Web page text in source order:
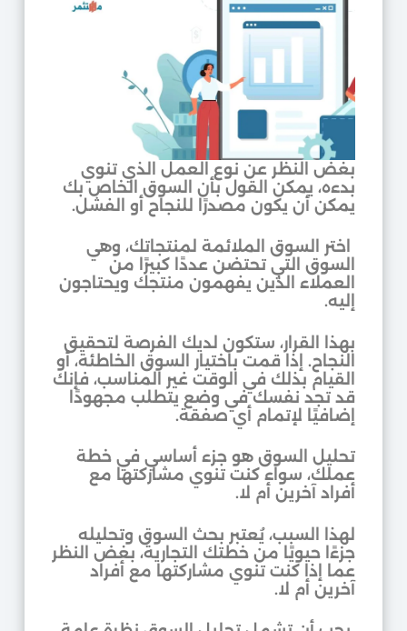
بغض النظر عن نوع العمل الذي تنوي
بدءه، يمكن القول بأن السوق الخاص بك
يمكن أن يكون مصدرًا للنجاح أو الفشل.
اختر السوق الملائمة لمنتجاتك، وهي
السوق التي تحتضن عددًا كبيرًا من
العملاء الذين يفهمون منتجك ويحتاجون
إليه.
بهذا القرار، ستكون لديك الفرصة لتحقيق
النجاح. إذا قمت باختيار السوق الخاطئة، أو
القيام بذلك في الوقت غير المناسب، فإنك
قد تجد نفسك في وضع يتطلب مجهودًا
إضافيًا لإتمام أي صفقة.
تحليل السوق هو جزء أساسي في خطة
عملك، سواء كنت تنوي مشاركتها مع
أفراد آخرين أم لا.
لهذا السبب، يُعتبر بحث السوق وتحليله
جزءًا حيويًا من خطتك التجارية، بغض النظر
عما إذا كنت تنوي مشاركتها مع أفراد
آخرين أم لا.